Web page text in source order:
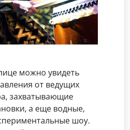
можно увидеть
от ведущих
захватывающие
а еще водные,
шоу.